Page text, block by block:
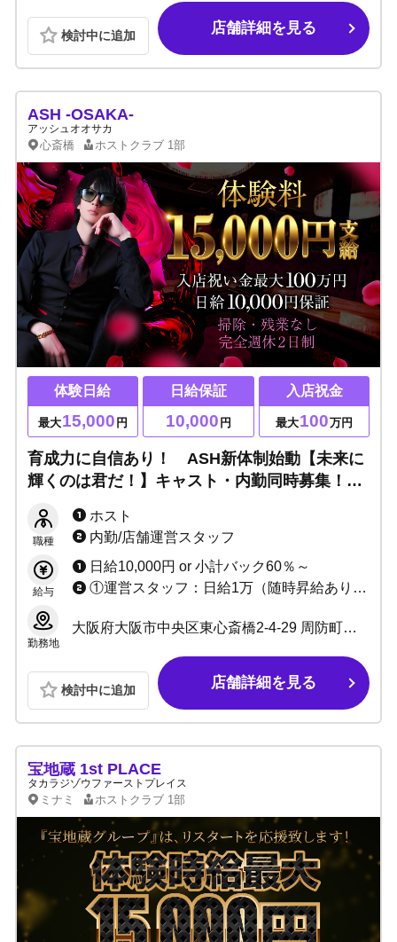
検討中に追加 店舗詳細を見る
ASH -OSAKA-
アッシュオオサカ
心斎橋 ホストクラブ 1部
体験日給
最大15,000 円
日給保証
10,000 円
入店祝金
最大100万円
育成力に自信あり！ ASH新体制始動【未来に
輝くのは君だ！】キャスト・内勤同時募集！
はASHで！
職種
ホスト
内勤/店舗運営スタッフ
給与
日給10,000円 or 小計バック60％～
①運営スタッフ：日給1万（随時昇給あり） ②管理職：月給40万円以上(勤務時間 18:00〜25:30)
勤務地
大阪府大阪市中央区東心斎橋2-4-29 周防町ギャラクシービル2F
検討中に追加 店舗詳細を見る
宝地蔵 1st PLACE
タカラジゾウファーストプレイス
ミナミ ホストクラブ 1部